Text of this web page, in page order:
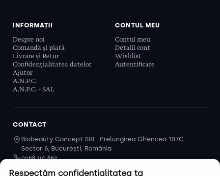
INFORMAȚII
Despre noi
Comandă și plată
Livrare și Retur
Confidențialitatea datelor
Ajutor
A.N.P.C.
A.N.P.C. - SAL
CONTUL MEU
Contul meu
Detalii cont
Wishlist
Autentificare
CONTACT
Biobeauty Concept SRL, Prelungirea Ghencea 107C,
Sector 6, București, România
0768 110 863
Respectăm confidențialitatea ta